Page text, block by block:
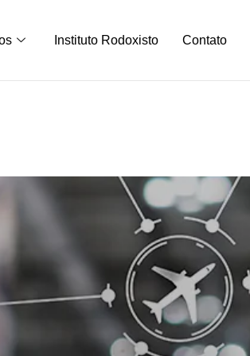
Instituto Rodoxisto Contato